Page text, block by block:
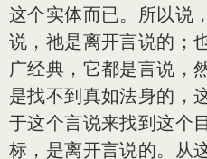
这个实体而已。所以说
说，祂是离开言说的；
广经典，它都是言说，
是找不到真如法身的，
于这个言说来找到这个
标，是离开言说的。从